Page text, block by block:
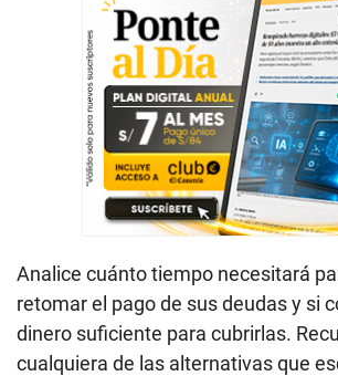
Analice cuánto tiempo necesitará
retomar el pago de sus deudas y si
dinero suficiente para cubrirlas.
cualquiera de las alternativas que